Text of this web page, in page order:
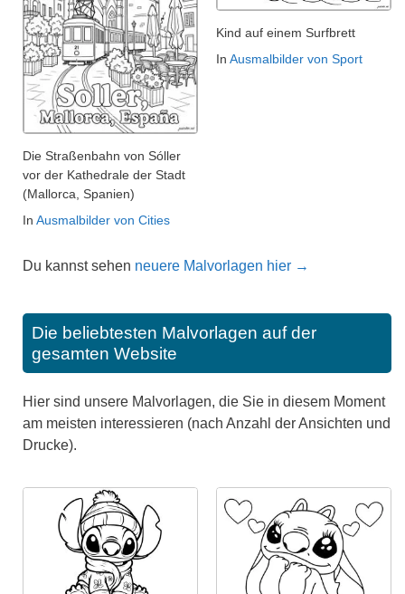
Die Straßenbahn von Sóller
vor der Kathedrale der Stadt
(Mallorca, Spanien)
In Ausmalbilder von Cities
Kind auf einem Surfbrett
In Ausmalbilder von Sport
Du kannst sehen neuere Malvorlagen hier →
Die beliebtesten Malvorlagen auf der
gesamten Website
Hier sind unsere Malvorlagen, die Sie in diesem Moment
am meisten interessieren (nach Anzahl der Ansichten und
Drucke).